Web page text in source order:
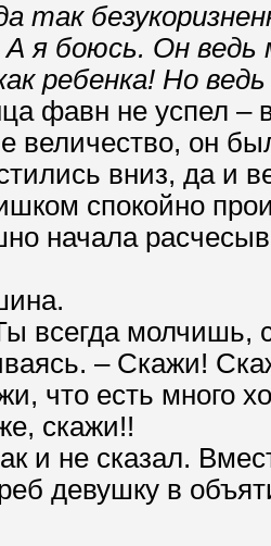
так
я боюсь. Он ведь
ребенка! Но
фавн не успел
величество, он
вниз, да и
спокойно
начала
всегда молчишь,
– Скажи!
что есть много
скажи!!
и не сказал.
девушку в